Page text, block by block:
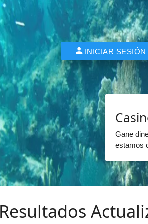
INICIAR SESIÓN
Gane
estamos
Resultados